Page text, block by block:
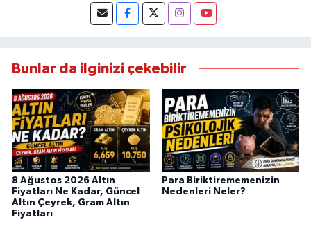
Bunlar da ilginizi çekebilir
8 Ağustos 2026 Altın
Fiyatları Ne Kadar, Güncel
Altın Çeyrek, Gram Altın
Fiyatları
Para Biriktirememenizin
Nedenleri Neler?